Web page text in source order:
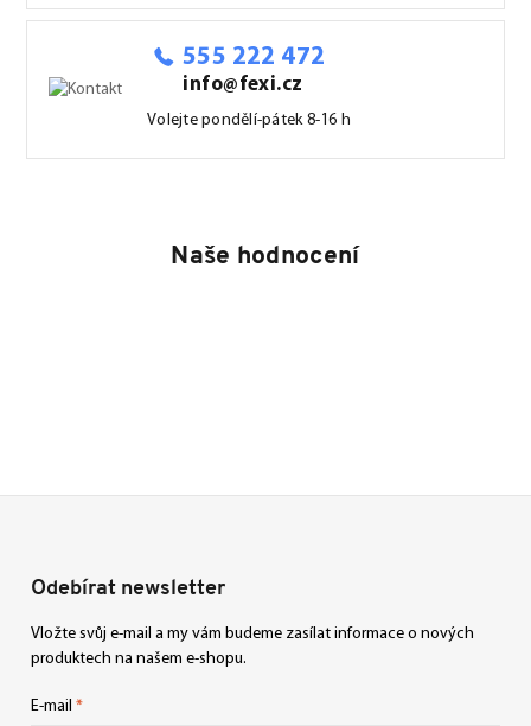
555 222 472
info@fexi.cz
Volejte pondělí-pátek 8-16 h
Naše hodnocení
Odebírat newsletter
Vložte svůj e-mail a my vám budeme zasílat informace o nových
produktech na našem e-shopu.
E-mail